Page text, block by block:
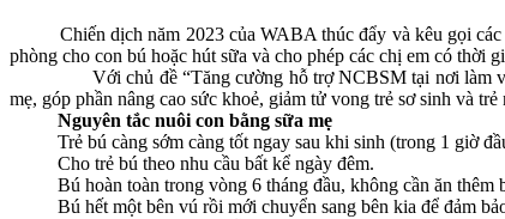
Chiến dịch năm 2023 của WABA thúc đẩy và kêu gọi các cơ
phòng cho con bú hoặc hút sữa và cho phép các chị em có thời
Với chủ đề “Tăng cường hỗ trợ NCBSM tại nơi làm việc”,
mẹ, góp phần nâng cao sức khoẻ, giảm tử vong trẻ sơ sinh và trẻ
Nguyên tắc nuôi con bằng sữa mẹ
Trẻ bú càng sớm càng tốt ngay sau khi sinh (trong 1 giờ
Cho trẻ bú theo nhu cầu bất kể ngày đêm.
Bú hoàn toàn trong vòng 6 tháng đầu, không cần ăn thêm
Bú hết một bên vú rồi mới chuyển sang bên kia để đảm bảo